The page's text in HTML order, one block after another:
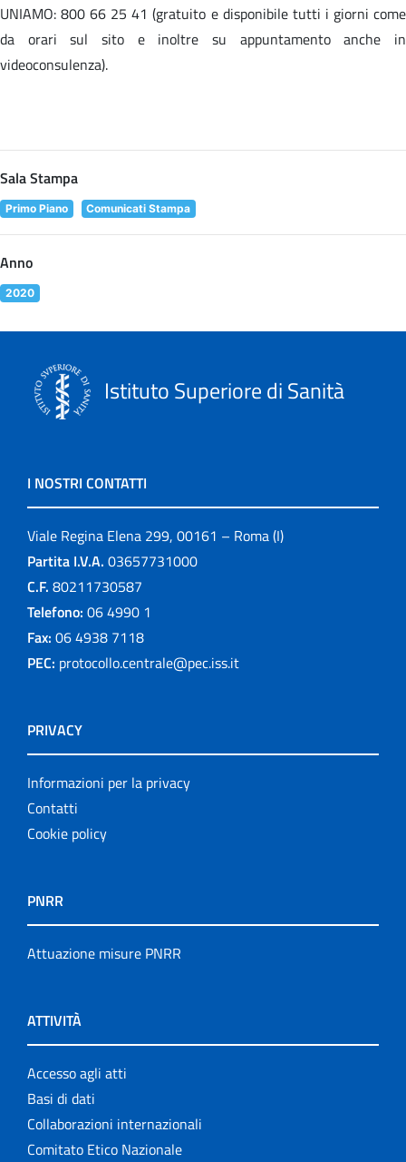
UNIAMO: 800 66 25 41 (gratuito e disponibile tutti i giorni come
da orari sul sito e inoltre su appuntamento anche in
videoconsulenza).
Sala Stampa
Primo Piano Comunicati Stampa
Anno
2020
Istituto Superiore di Sanità
I NOSTRI CONTATTI
Viale Regina Elena 299, 00161 – Roma (I)
Partita I.V.A. 03657731000
C.F. 80211730587
Telefono: 06 4990 1
Fax: 06 4938 7118
PEC: protocollo.centrale@pec.iss.it
PRIVACY
Informazioni per la privacy
Contatti
Cookie policy
PNRR
Attuazione misure PNRR
ATTIVITÀ
Accesso agli atti
Basi di dati
Collaborazioni internazionali
Comitato Etico Nazionale